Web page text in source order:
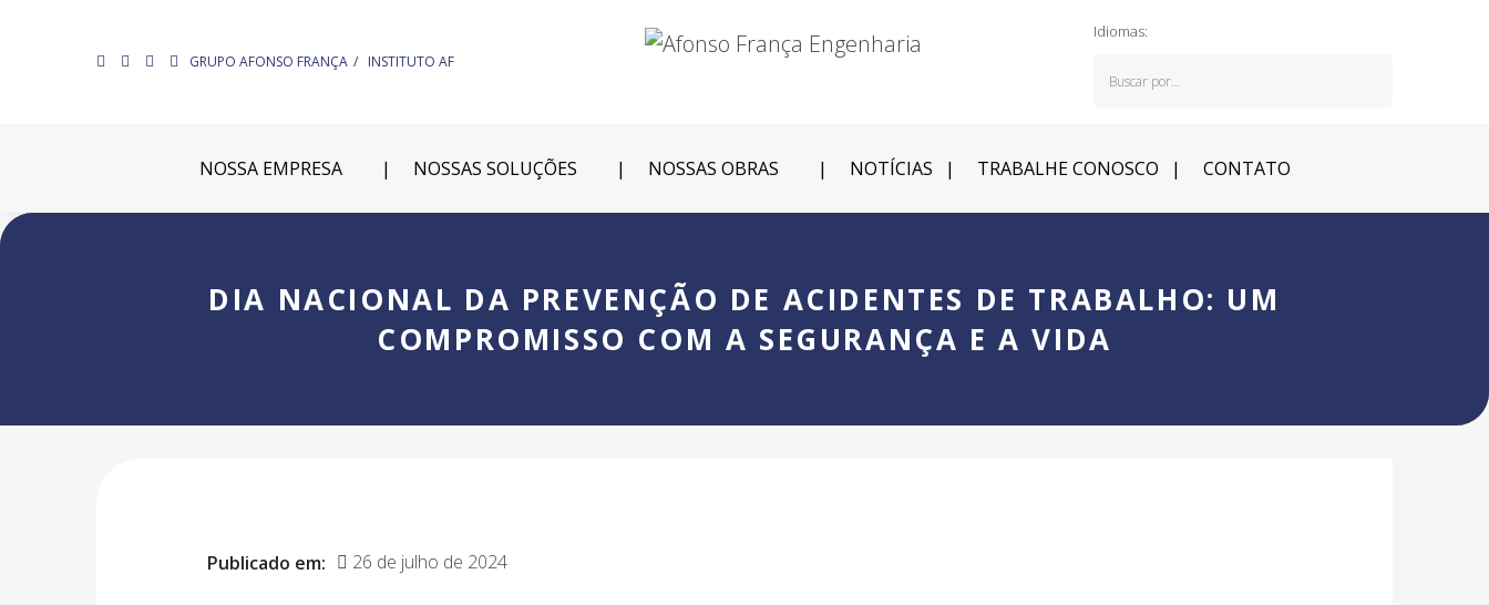
GRUPO AFONSO FRANÇA INSTITUTO AF
Idiomas:
NOSSA EMPRESA NOSSAS SOLUÇÕES NOSSAS OBRAS NOTÍCIAS TRABALHE CONOSCO CONTATO
DIA NACIONAL DA PREVENÇÃO DE ACIDENTES DE TRABALHO: UM
COMPROMISSO COM A SEGURANÇA E A VIDA
Publicado em: 26 de julho de 2024